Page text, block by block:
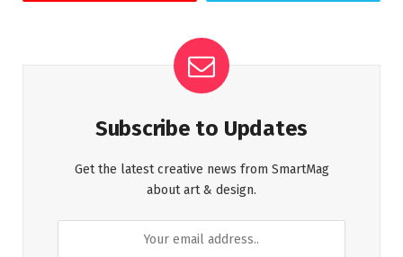
Subscribe to Updates
Get the latest creative news from SmartMag
about art & design.